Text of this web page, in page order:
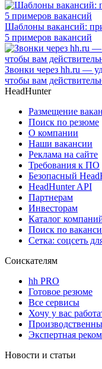
Шаблоны вакансий:
5 примеров вакансий
Звонки через hh.ru —
чтобы вам
HeadHunter
Размещение
Поиск по резюме
О компании
Наши вакансии
Реклама на сайте
Требования к ПО
Безопасный
HeadHunter API
Партнерам
Инвесторам
Каталог
Поиск по
Сетка: соцсеть
Соискателям
hh PRO
Готовое резюме
Все сервисы
Хочу у вас
Экспертная
Новости и статьи